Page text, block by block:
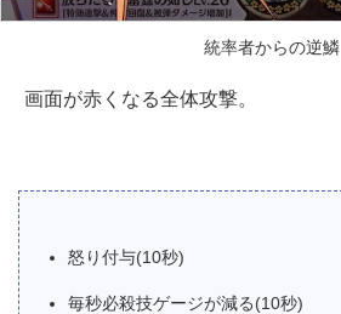
統率者からの逆鱗
画面が赤くなる全体攻撃。
怒り付与(10秒)
毎秒必殺技ゲージが減る(10秒)